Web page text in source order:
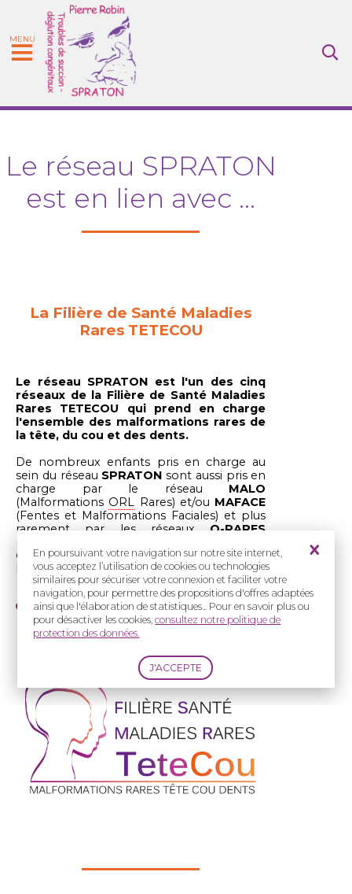
En poursuivant votre navigation sur notre site internet,
vous acceptez l’utilisation de cookies ou technologies
similaires pour sécuriser votre connexion et faciliter votre
navigation, pour permettre des propositions d'offres adaptées
ainsi que l'élaboration de statistiques... Pour en savoir plus ou
pour désactiver les cookies,consultez notre politique de
protection des données.
MENU
Le réseau SPRATON
est en lien avec ...
La Filière de Santé Maladies
Rares TETECOU
Le réseau SPRATON est l'un des cinq
réseaux de la Filière de Santé Maladies
Rares TETECOU qui prend en charge
l'ensemble des malformations rares de
la tête, du cou et des dents.
De nombreux enfants pris en charge au
sein du réseau SPRATON sont aussi pris en
charge par le réseau MALO
(Malformations ORL Rares) et/ou MAFACE
(Fentes et Malformations Faciales) et plus
rarement par les réseaux O-RARES
(Maladies Rares Orales et Dentaires) et
CRANIOST(Craniosténoses et
Malformations Craniofaciales).
Consulter le site de la Filière TETECOU